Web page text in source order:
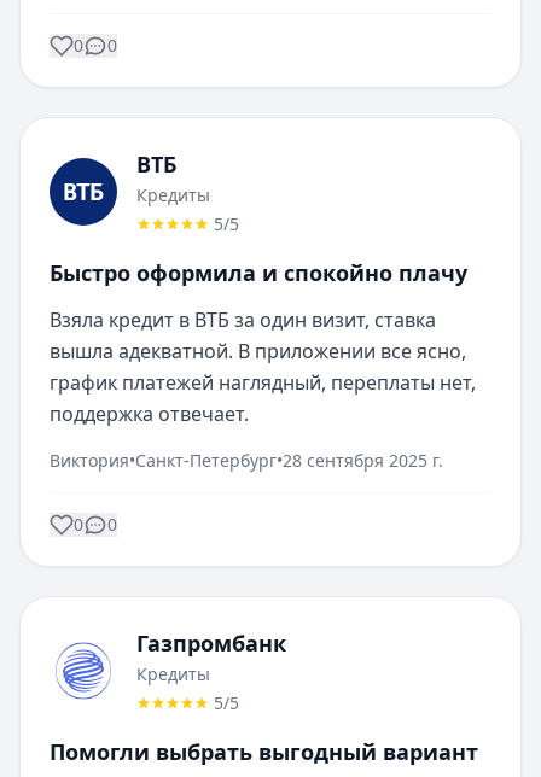
0 0
ВТБ
Кредиты
5/5
Быстро оформила и спокойно плачу
Взяла кредит в ВТБ за один визит, ставка
вышла адекватной. В приложении все ясно,
график платежей наглядный, переплаты нет,
поддержка отвечает.
Виктория•Санкт-Петербург•28 сентября 2025 г.
0 0
Газпромбанк
Кредиты
5/5
Помогли выбрать выгодный вариант